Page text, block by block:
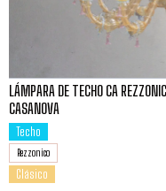
LÁMPARA DE TECHO CA
CASANOVA
Techo
Rezzonico
Clásico